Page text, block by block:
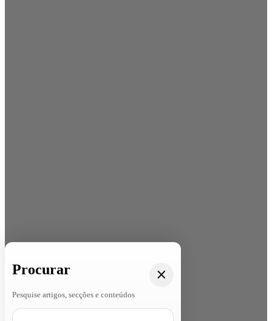
Procurar
Pesquise artigos, secções e conteúdos